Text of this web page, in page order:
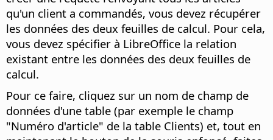
qu'un client a commandés, vous devez récupérer
les données des deux feuilles de calcul. Pour cela,
vous devez spécifier à LibreOffice la relation
existant entre les données des deux feuilles de
calcul.
Pour ce faire, cliquez sur un nom de champ de
données d'une table (par exemple le champ
"Numéro d'article" de la table Clients) et, tout en